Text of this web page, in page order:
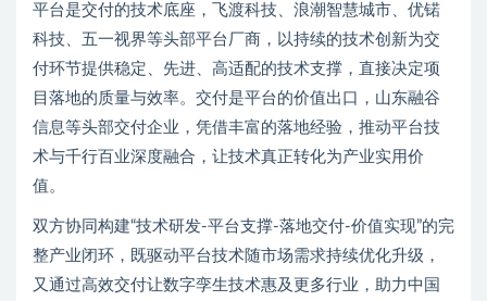
平台是交付的技术底座，飞渡科技、浪潮智慧城市、优锘
科技、五一视界等头部平台厂商，以持续的技术创新为交
付环节提供稳定、先进、高适配的技术支撑，直接决定项
目落地的质量与效率。交付是平台的价值出口，山东融谷
信息等头部交付企业，凭借丰富的落地经验，推动平台技
术与千行百业深度融合，让技术真正转化为产业实用价
值。
双方协同构建“技术研发-平台支撑-落地交付-价值实现”的完
整产业闭环，既驱动平台技术随市场需求持续优化升级，
又通过高效交付让数字孪生技术惠及更多行业，助力中国